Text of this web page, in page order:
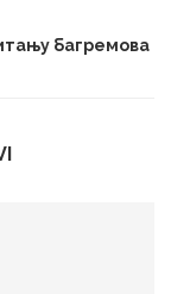
багремова